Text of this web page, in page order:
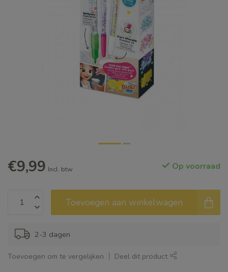
€9,99 Incl. btw Op voorraad
Toevoegen aan winkelwagen
2-3 dagen
Toevoegen om te vergelijken Deel dit product